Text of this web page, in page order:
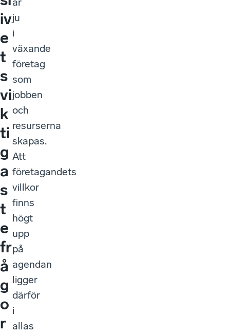
iv
e
t
s
vi
k
ti
g
a
s
t
e
fr
å
g
o
r
ju
i
växande
företag
som
jobben
och
resurserna
skapas.
Att
företagandets
villkor
finns
högt
upp
på
agendan
ligger
därför
i
allas